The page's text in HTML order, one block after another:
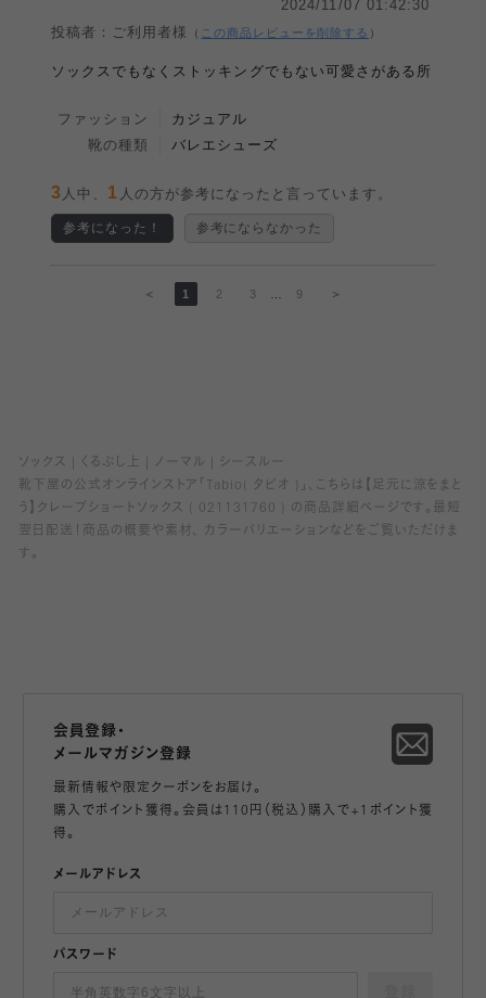
2024/11/07 01:42:30
投稿者：ご利用者様
（ この商品レビューを削除する ）
ソックスでもなくストッキングでもない可愛さがある所
ファッション
カジュアル
靴の種類
バレエシューズ
3 人中、 1 人の方が参考になったと言っています。
参考になった！ 参考にならなかった
＜ 1 2 3 9 ＞
ソックス くるぶし上 ノーマル
シースルー
靴下屋の公式オンラインストア「Tabio( タビオ )」、こちらは【足元に涼をまと
う】クレープショートソックス ( 021131760 ) の商品詳細ページです。最短
翌日配送！商品の概要や素材、 カラーバリエーションなどをご覧いただけま
す。
会員登録・
メールマガジン登録
最新情報や限定クーポンをお届け。
購入でポイント獲得。会員は110円（税込）購入で+1ポイント獲
得。
メールアドレス
パスワード